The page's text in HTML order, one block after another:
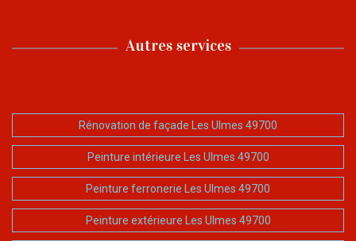
Autres services
Rénovation de façade Les Ulmes 49700
Peinture intérieure Les Ulmes 49700
Peinture ferronerie Les Ulmes 49700
Peinture extérieure Les Ulmes 49700